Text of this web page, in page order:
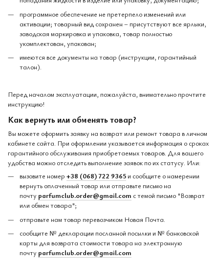
программное обеспечение не претерпело изменений или
активации; товарный вид сохранен – присутствуют все ярлыки,
заводская маркировка и упаковка, товар полностью
укомплектован, упакован;
имеются все документы на товар (инструкции, гарантийный
талон).
Перед началом эксплуатации, пожалуйста, внимательно прочтите
инструкцию!
Как вернуть или обменять товар?
Вы можете оформить заявку на возврат или ремонт товара в личном
кабинете сайта. При оформлении указывается информация о сроках
гарантийного обслуживания приобретаемых товаров. Для вашего
удобства можно отследить выполнение заявок по их статусу. Или:
вызовите номер +38 (068) 722 9365 и сообщите о намерении
вернуть оплаченный товар или отправьте письмо на
почту parfumclub.order@gmail.com с темой письмо "Возврат
или обмен товара";
отправьте нам товар перевозчиком Новая Почта.
сообщите № декларации посланной посылки и № банковской
карты для возврата стоимости товара на электронную
почту parfumclub.order@gmail.com